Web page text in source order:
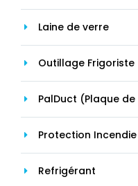
Laine de verre
Outillage Frigoriste
PalDuct (Plaque de
Protection Incendie
Refrigérant